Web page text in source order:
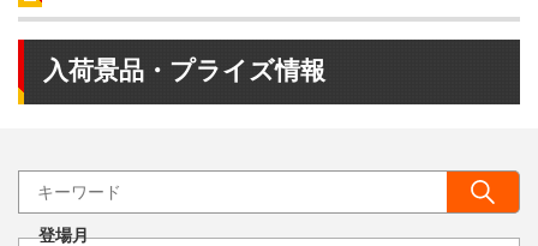
入荷景品・プライズ情報
登場月